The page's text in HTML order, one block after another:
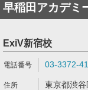
早稲田アカデミ
ExiV新宿校
03-3372-
東京都渋